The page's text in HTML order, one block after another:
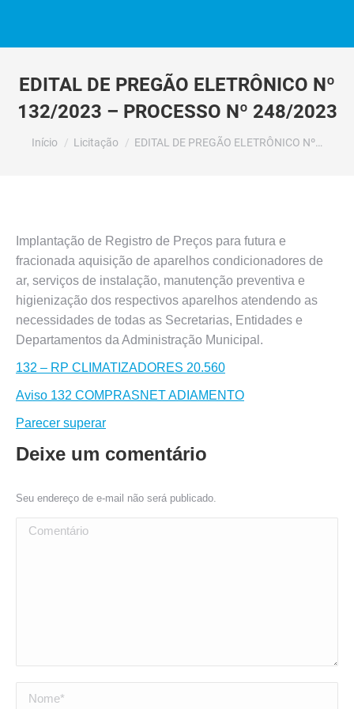
EDITAL DE PREGÃO ELETRÔNICO Nº
132/2023 – PROCESSO Nº 248/2023
Você está aqui:
Início Licitação EDITAL DE PREGÃO ELETRÔNICO Nº…
Implantação de Registro de Preços para futura e
fracionada aquisição de aparelhos condicionadores de
ar, serviços de instalação, manutenção preventiva e
higienização dos respectivos aparelhos atendendo as
necessidades de todas as Secretarias, Entidades e
Departamentos da Administração Municipal.
132 – RP CLIMATIZADORES 20.560
Aviso 132 COMPRASNET ADIAMENTO
Parecer superar
Deixe um comentário
Seu endereço de e-mail não será publicado.
Comentário
Nome *